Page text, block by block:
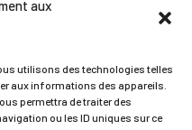
aux
utilisons des technologies telles
aux informations des appareils.
permettra de traiter des
ou les ID uniques sur ce